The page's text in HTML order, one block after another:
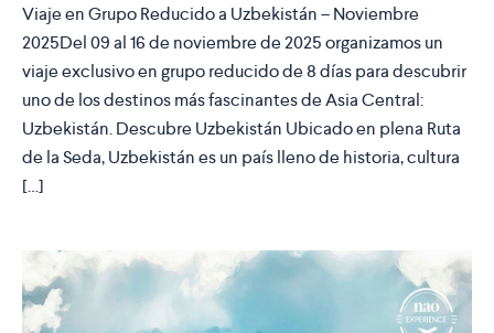
Viaje en Grupo Reducido a Uzbekistán – Noviembre
2025Del 09 al 16 de noviembre de 2025 organizamos un
viaje exclusivo en grupo reducido de 8 días para descubrir
uno de los destinos más fascinantes de Asia Central:
Uzbekistán. Descubre Uzbekistán Ubicado en plena Ruta
de la Seda, Uzbekistán es un país lleno de historia, cultura
[…]